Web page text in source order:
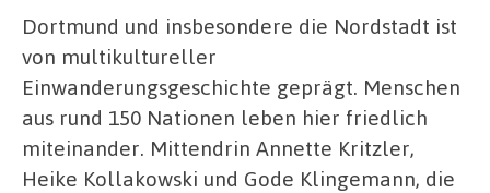
Dortmund und insbesondere die Nordstadt ist
von multikultureller
Einwanderungsgeschichte geprägt. Menschen
aus rund 150 Nationen leben hier friedlich
miteinander. Mittendrin Annette Kritzler,
Heike Kollakowski und Gode Klingemann, die